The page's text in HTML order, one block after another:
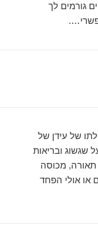
גורמים לך
של עידן של
שגשוג ובריאות
תאורה, מכוסה
או אולי הפחד